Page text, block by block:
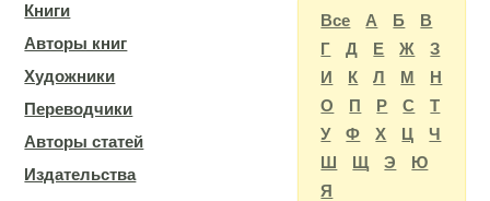
Книги
Авторы книг
Художники
Переводчики
Авторы статей
Издательства
Все А Б
В
Г
Д Е Ж
З
И
К Л М
Н
О
П Р С
Т
У
Ф Х Ц
Ч
Ш
Щ Э
Ю
Я